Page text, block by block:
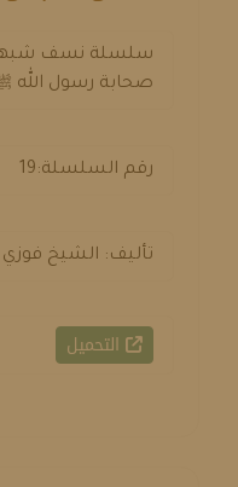
سلسلة نسف
صحابة رسول الله
رقم السلسلة:19
تأليف: الشيخ فوزي
التحميل